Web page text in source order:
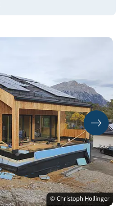
© Christoph Hollinger